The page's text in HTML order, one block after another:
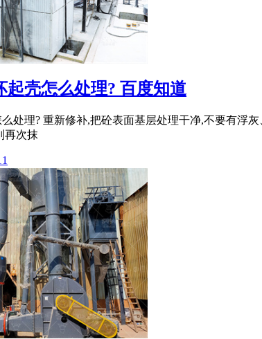
起壳怎么处理? 百度知道
处理? 重新修补,把砼表面基层处理干净,不要有浮
再次抹